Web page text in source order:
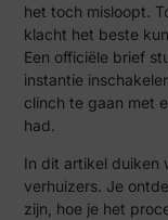
het toch misloopt.
klacht het beste
Een officiële brief
instantie
clinch te gaan met
had.
In dit artikel duiken
verhuizers. Je
zijn, hoe je het